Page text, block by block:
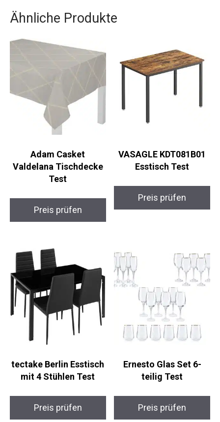
Ähnliche Produkte
Adam Casket
Valdelana Tischdecke
Test
Preis prüfen
VASAGLE KDT081B01
Esstisch Test
Preis prüfen
tectake Berlin Esstisch
mit 4 Stühlen Test
Preis prüfen
Ernesto Glas Set 6-
teilig Test
Preis prüfen